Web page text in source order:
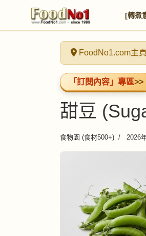
[轉煮
FoodNo1.com主頁
「訂閱內容」專區>>
甜豆
食物園 (食材500+) 2026